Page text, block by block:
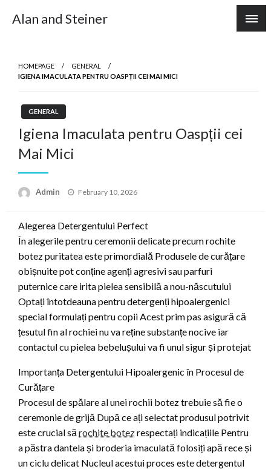
Alan and Steiner
HOMEPAGE
GENERAL
IGIENA IMACULATA PENTRU OASPȚII CEI MAI MICI
GENERAL
Igiena Imaculata pentru Oaspții cei
Mai Mici
Admin
Posted
February 10, 2026
Alegerea Detergentului Perfect
În alegerile pentru ceremonii delicate precum rochite
botez puritatea este primordială Produsele de curățare
obișnuite pot conține agenți agresivi sau parfuri
puternice care irita pielea sensibilă a nou-născutului
Optați întotdeauna pentru detergenți hipoalergenici
special formulați pentru copii Acest prim pas asigură că
țesutul fin al rochiei nu va reține substanțe nocive iar
contactul cu pielea bebelușului va fi unul sigur și protejat
Importanța Detergentului Hipoalergenic în Procesul de
Curățare
Procesul de spălare al unei rochii botez trebuie să fie o
ceremonie de grijă După ce ați selectat produsul potrivit
este crucial să rochite botezrespectați indicațiile Pentru
a păstra dantela și broderia imaculată folosiți apă rece și
un ciclu delicat Nucleul acestui proces este detergentul